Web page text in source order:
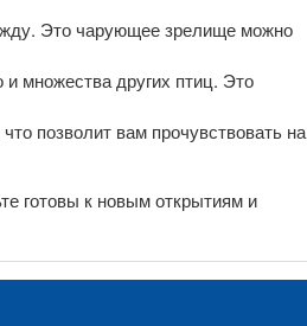
Это чарующее зрелище можно
множества других птиц. Это
позволит вам прочувствовать на
готовы к новым открытиям и